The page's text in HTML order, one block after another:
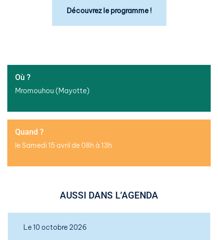
Découvrez le programme !
Où ?
Mromouhou (Mayotte)
Quand ?
le Samedi 15 avril de 08h à 13h
AUSSI DANS L’AGENDA
Le 10 octobre 2026